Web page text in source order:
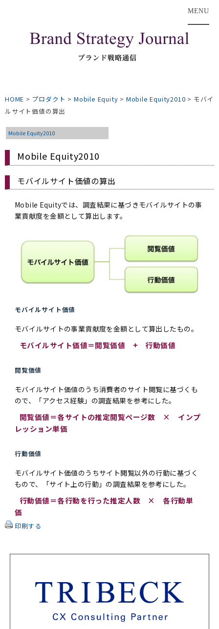
MENU
HOME > プロダクト >Mobile Equity > Mobile Equity2010 > モバイ
ルサイト価値の算出
Mobile Equity2010
Mobile Equity2010
モバイルサイト価値の算出
Mobile Equityでは、調査結果に基づきモバイルサイトの事
業貢献度を金額として算出します。
モバイルサイト価値
モバイルサイトの事業貢献度を金額として算出したもの。
モバイルサイト価値＝閲覧価値 + 行動価値
閲覧価値
モバイルサイト価値のうち消費者のサイト閲覧に基づくも
ので、「アクセス経験」の調査結果を参考にした。
閲覧価値＝各サイトの推定閲覧ページ数 × インプ
レッション単価
行動価値
モバイルサイト価値のうちサイト閲覧以外の行動に基づく
もので、「サイト上の行動」の調査結果を参考にした。
行動価値＝各行動を行った推定人数 × 各行動単
価
印刷する